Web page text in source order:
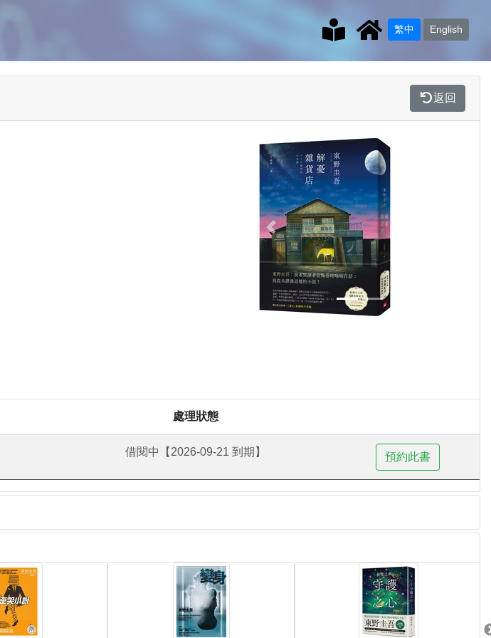
繁中 English
返回
Previous
處理狀態
借閱中【2026-09-21 到期】